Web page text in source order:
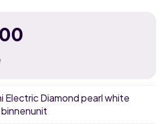
Electric Diamond pearl white